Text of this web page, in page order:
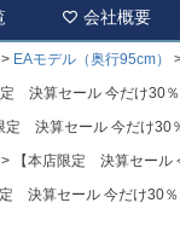
会社概要
EAモデル（奥行95cm）
定 決算セール 今だけ30
定 決算セール 今だけ30
【本店限定 決算セール
定 決算セール 今だけ30